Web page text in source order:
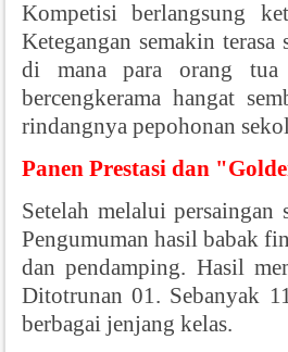
Kompetisi berlangsung
Ketegangan semakin
di mana para orang tua
bercengkerama hangat
rindangnya pepohonan
Panen Prestasi dan
Setelah melalui
Pengumuman hasil babak
dan pendamping. Hasil
Ditotrunan 01. Sebanyak
berbagai jenjang kelas.